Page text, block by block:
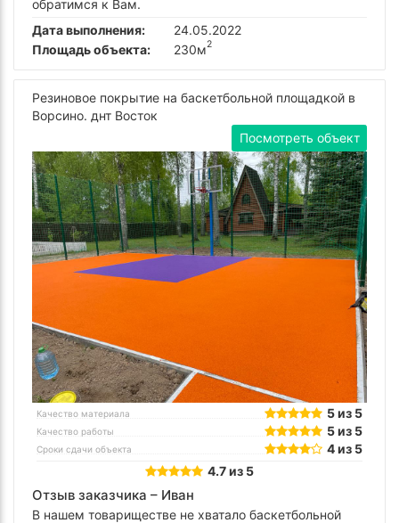
обратимся к Вам.
Дата выполнения:
24.05.2022
Площадь объекта:
230м2
Резиновое покрытие на баскетбольной площадкой в
Ворсино. днт Восток
Посмотреть объект
Качество материала 5 из 5
Качество работы 5 из 5
Сроки сдачи объекта
4 из 5
4.7 из 5
Отзыв заказчика – Иван
В нашем товариществе не хватало баскетбольной